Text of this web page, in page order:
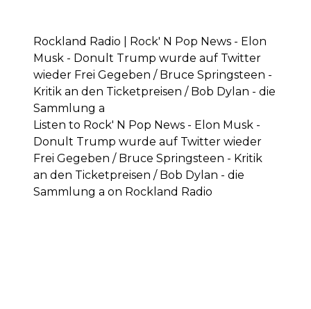
Rockland Radio | Rock' N Pop News - Elon
Musk - Donult Trump wurde auf Twitter
wieder Frei Gegeben / Bruce Springsteen -
Kritik an den Ticketpreisen / Bob Dylan - die
Sammlung a
Listen to Rock' N Pop News - Elon Musk -
Donult Trump wurde auf Twitter wieder
Frei Gegeben / Bruce Springsteen - Kritik
an den Ticketpreisen / Bob Dylan - die
Sammlung a on Rockland Radio